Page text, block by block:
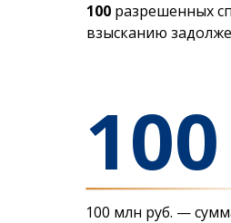
100 разрешенных
взысканию
100
100 млн руб. —